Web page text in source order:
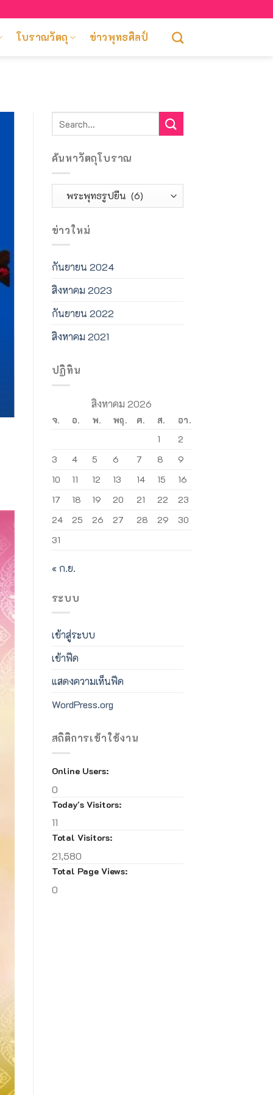
โบราณวัตถุ ข่าวพุทธศิลป์
ค้นหาวัตถุโบราณ
ข่าวใหม่
กันยายน 2024
สิงหาคม 2023
กันยายน 2022
สิงหาคม 2021
ปฏิทิน
สิงหาคม 2026
จ. อ. พ. พฤ. ศ. ส.
อา.
1
2
3
4 5 6 7 8
9
10
11 12 13 14 15
16
17
18 19 20 21 22
23
24
25 26 27 28 29
30
31
« ก.ย.
ระบบ
เข้าสู่ระบบ
เข้าฟีด
แสดงความเห็นฟีด
WordPress.org
สถิติการเข้าใช้งาน
Online Users:
0
Today's Visitors:
11
Total Visitors:
21,580
Total Page Views:
0